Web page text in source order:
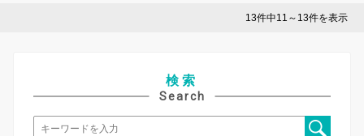
13件中11～13件を表示
検索
Search